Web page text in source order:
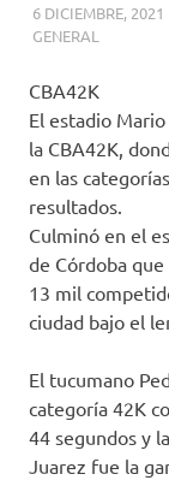
6 DICIEMBRE, 2021
GENERAL
CBA42K
El estadio
la CBA42K,
en las
resultados.
Culminó en el
de Córdoba
13 mil
ciudad bajo el
El tucumano
categoría 42K
44 segundos y
Juarez fue la